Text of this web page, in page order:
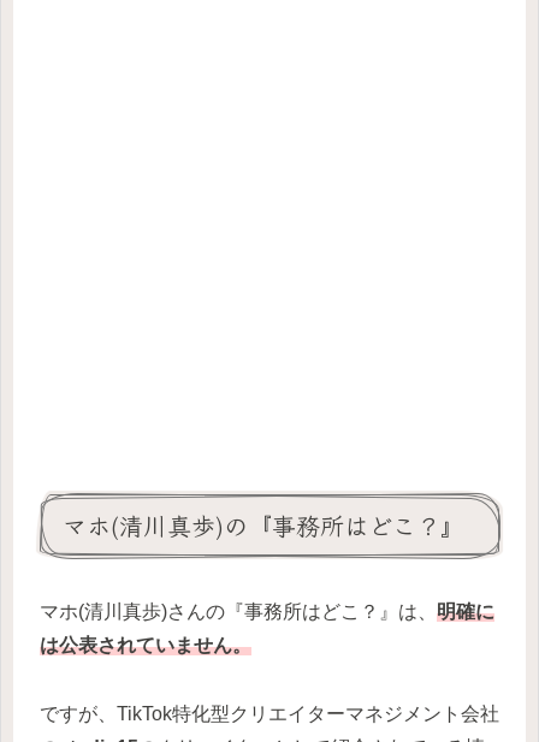
マホ(清川真歩)の『事務所はどこ？』
マホ(清川真歩)さんの『事務所はどこ？』は、 明確に
は公表されていません。
ですが、TikTok特化型クリエイターマネジメント会社